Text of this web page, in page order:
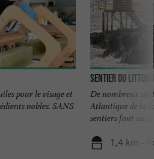
pour le visage et
nobles. SANS
De nombreux
Atlantique de la
sentiers font aussi
1,4 km -